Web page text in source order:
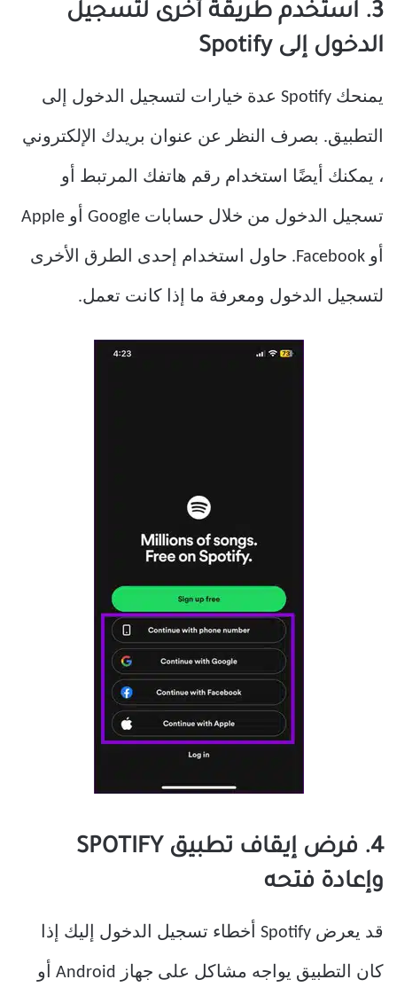
3. استخدم طريقة أخرى لتسجيل
الدخول إلى Spotify
يمنحك Spotify عدة خيارات لتسجيل الدخول إلى
التطبيق. بصرف النظر عن عنوان بريدك الإلكتروني
، يمكنك أيضًا استخدام رقم هاتفك المرتبط أو
تسجيل الدخول من خلال حسابات Google أو Apple
أو Facebook. حاول استخدام إحدى الطرق الأخرى
لتسجيل الدخول ومعرفة ما إذا كانت تعمل.
4. فرض إيقاف تطبيق SPOTIFY
وإعادة فتحه
قد يعرض Spotify أخطاء تسجيل الدخول إليك إذا
كان التطبيق يواجه مشاكل على جهاز Android أو